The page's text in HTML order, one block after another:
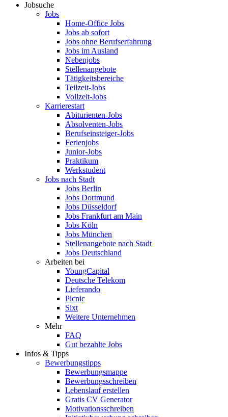
Jobsuche
Jobs
Home-Office Jobs
Jobs ab sofort
Jobs ohne Berufserfahrung
Jobs im Ausland
Nebenjobs
Stellenangebote
Tätigkeitsbereiche
Teilzeit-Jobs
Vollzeit-Jobs
Karrierestart
Abiturienten-Jobs
Absolventen-Jobs
Berufseinsteiger-Jobs
Ferienjobs
Junior-Jobs
Praktikum
Werkstudent
Jobs nach Stadt
Jobs Berlin
Jobs Dortmund
Jobs Düsseldorf
Jobs Frankfurt am Main
Jobs Köln
Jobs München
Stellenangebote nach Stadt
Jobs Deutschland
Arbeiten bei
YoungCapital
Deutsche Telekom
Lieferando
Picnic
Sixt
Weitere Unternehmen
Mehr
FAQ
Gut bezahlte Jobs
Infos & Tipps
Bewerbungstipps
Bewerbungsmappe
Bewerbungsschreiben
Lebenslauf erstellen
Gratis CV Generator
Motivationsschreiben